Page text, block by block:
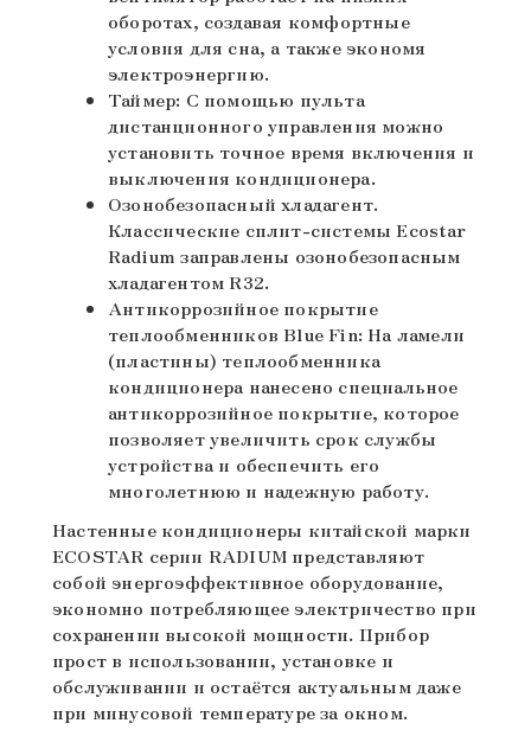
оборотах, создавая комфортные
условия для сна, а также экономя
электроэнергию.
Таймер: С помощью пульта
дистанционного управления можно
установить точное время включения и
выключения кондиционера.
Озонобезопасный хладагент.
Классические сплит-системы Ecostar
Radium заправлены озонобезопасным
хладагентом R32.
Антикоррозийное покрытие
теплообменников Blue Fin: На ламели
(пластины) теплообменника
кондиционера нанесено специальное
антикоррозийное покрытие, которое
позволяет увеличить срок службы
устройства и обеспечить его
многолетнюю и надежную работу.
Настенные кондиционеры китайской марки
ECOSTAR серии RADIUM представляют
собой энергоэффективное оборудование,
экономно потребляющее электричество при
сохранении высокой мощности. Прибор
прост в использовании, установке и
обслуживании и остаётся актуальным даже
при минусовой температуре за окном.